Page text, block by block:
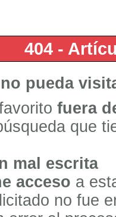
404 -
pueda
fuera
que
mal escrita
acceso a
no fue